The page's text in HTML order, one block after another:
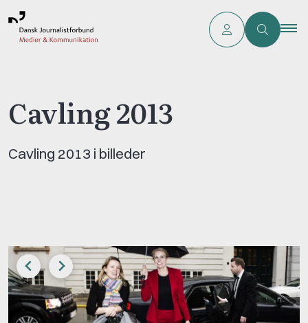
Cavling 2013
Cavling 2013 i billeder